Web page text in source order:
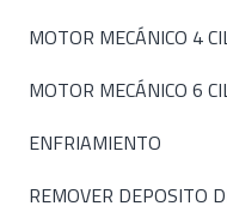
MOTOR MECÁNICO 4
MOTOR MECÁNICO 6
ENFRIAMIENTO
REMOVER DEPOSITO